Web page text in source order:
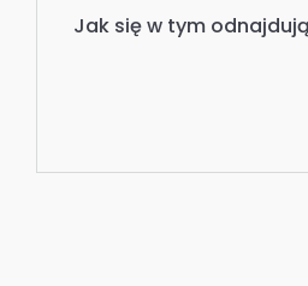
Jak się w tym